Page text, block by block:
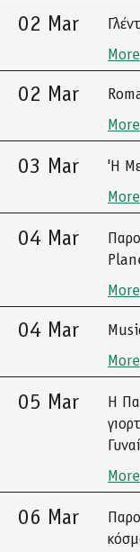
02 Mar
More
02 Mar
More
03 Mar
'Η
More
04 Mar
More
04 Mar
More
05 Mar
Η
More
06 Mar